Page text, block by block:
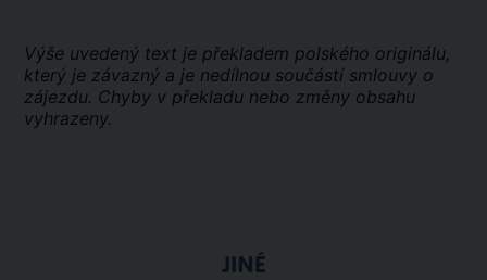
Výše uvedený text je překladem polského originálu,
který je závazný a je nedílnou součástí smlouvy o
zájezdu. Chyby v překladu nebo změny obsahu
vyhrazeny.
JINÉ